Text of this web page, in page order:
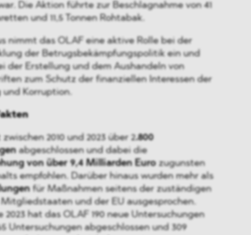
Die Aktion führte zur Beschlagnahme von 41
und 11,5 Tonnen Rohtabak.
nimmt das OLAF eine aktive Rolle bei der
der Betrugsbekämpfungspolitik ein und
der Erstellung und dem Aushandeln von
zum Schutz der finanziellen Interessen der
und Korruption.
2010 und 2023 über 2 .800
abgeschlossen und dabei die
von über 9,4 Milliarden Eurozugunsten
empfohlen. Darüber hinaus wurden mehr als
für Maßnahmen seitens der zuständigen
und der EU ausgesprochen.
2023 hat das OLAF 190 neue Untersuchungen
Untersuchungen abgeschlossen und 309